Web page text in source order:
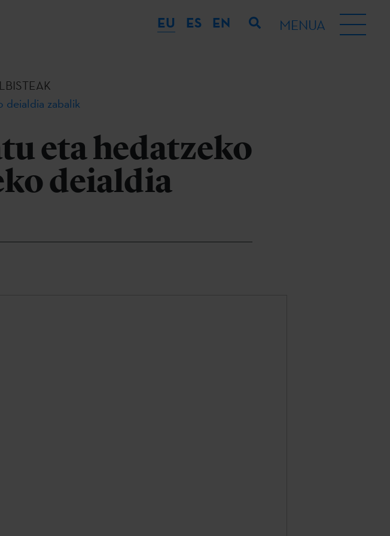
EU ES EN MENUA
deialdia zabalik
eta hedatzeko
deialdia